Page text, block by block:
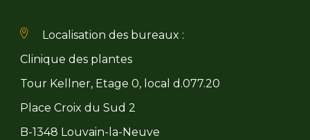
Localisation des bureaux :
Clinique des plantes
Tour Kellner, Etage 0, local d.077.20
Place Croix du Sud 2
B-1348 Louvain-la-Neuve